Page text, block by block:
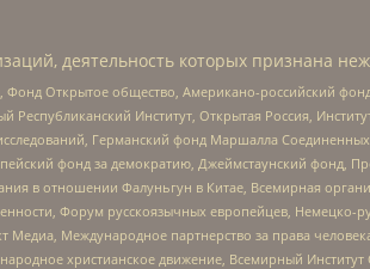
деятельность которых признана
Открытое общество, Американо-российский
Институт, Открытая Россия,
Германский фонд Маршалла
фонд за демократию, Джеймстаунский фонд,
в отношении Фалуньгун в Китае, Всемирная
Форум русскоязычных европейцев, Немецко-
Международное партнерство за права
христианское движение, Всемирный